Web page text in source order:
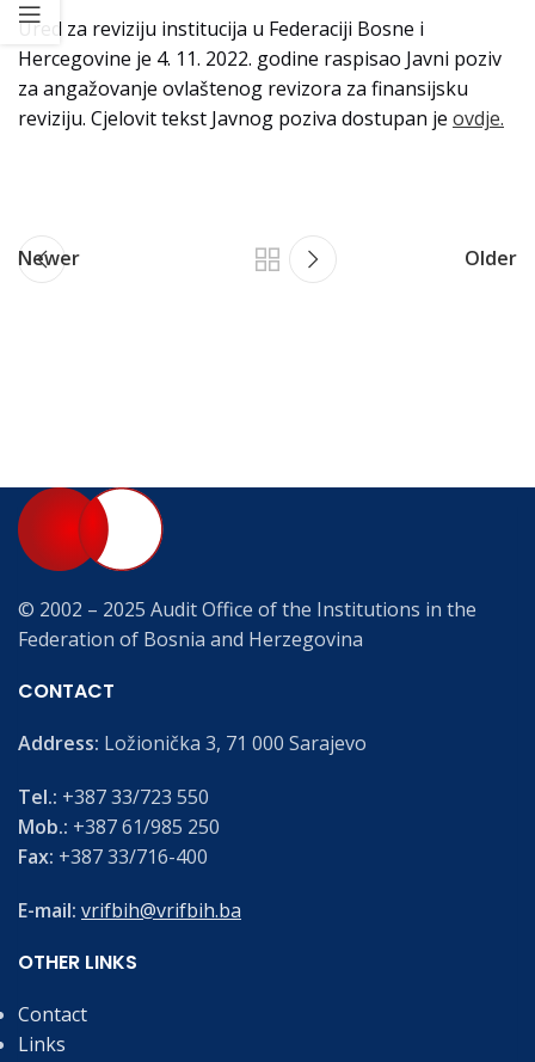
Ured za reviziju institucija u Federaciji Bosne i
Hercegovine je 4. 11. 2022. godine raspisao Javni poziv
za angažovanje ovlaštenog revizora za finansijsku
reviziju. Cjelovit tekst Javnog poziva dostupan je ovdje.
Newer Older
© 2002 – 2025 Audit Office of the Institutions in the
Federation of Bosnia and Herzegovina
CONTACT
Address: Ložionička 3, 71 000 Sarajevo
Tel.: +387 33/723 550
Mob.: +387 61/985 250
Fax: +387 33/716-400
E-mail: vrifbih@vrifbih.ba
OTHER LINKS
Contact
Links